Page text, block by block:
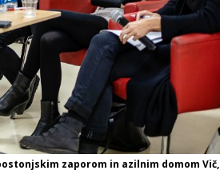
zaporom in azilnim domom Vič,